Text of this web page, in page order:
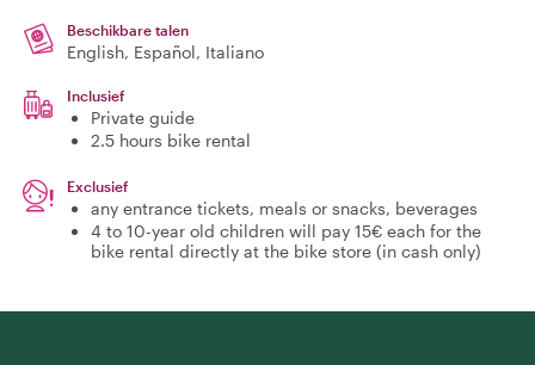
Beschikbare talen
English, Español, Italiano
Inclusief
Private guide
2.5 hours bike rental
Exclusief
any entrance tickets, meals or snacks, beverages
4 to 10-year old children will pay 15€ each for the
bike rental directly at the bike store (in cash only)